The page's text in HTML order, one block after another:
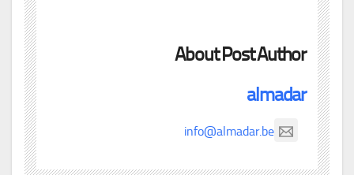
About Post Author
almadar
info@almadar.be